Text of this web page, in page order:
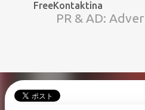
スキップしてメイン
FreeKontaktina
PR & AD: